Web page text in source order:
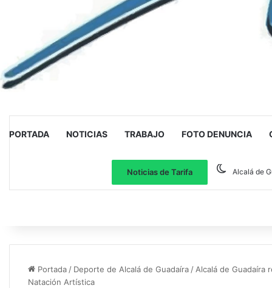
PORTADA NOTICIAS TRABAJO FOTO DENUNCIA
Noticias de Tarifa Alcalá de
Portada/ Deporte de Alcalá de Guadaíra/Alcalá de Guadaíra
Natación Artística